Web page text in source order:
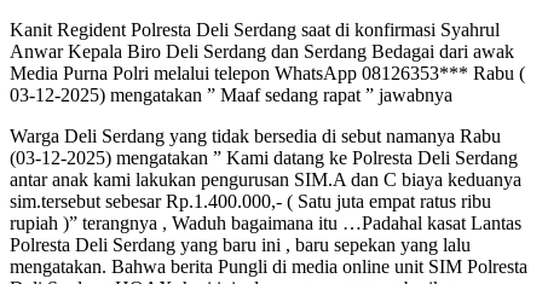
Kanit Regident Polresta Deli Serdang saat di konfirmasi Syahrul
Anwar Kepala Biro Deli Serdang dan Serdang Bedagai dari awak
Media Purna Polri melalui telepon WhatsApp 08126353*** Rabu (
03-12-2025) mengatakan ” Maaf sedang rapat ” jawabnya
Warga Deli Serdang yang tidak bersedia di sebut namanya Rabu
(03-12-2025) mengatakan ” Kami datang ke Polresta Deli Serdang
antar anak kami lakukan pengurusan SIM.A dan C biaya keduanya
sim.tersebut sebesar Rp.1.400.000,- ( Satu juta empat ratus ribu
rupiah )” terangnya , Waduh bagaimana itu …Padahal kasat Lantas
Polresta Deli Serdang yang baru ini , baru sepekan yang lalu
mengatakan. Bahwa berita Pungli di media online unit SIM Polresta